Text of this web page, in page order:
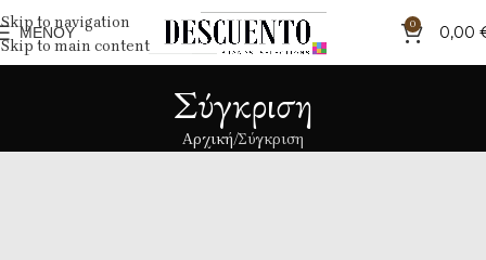
Skip to navigation
Skip to main content
ΜΕΝΟΎ 0 0,00
Σύγκριση
Αρχική Σύγκριση